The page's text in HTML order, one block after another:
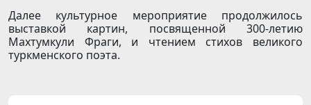
Далее культурное мероприятие продолжилось
выставкой картин, посвященной 300-летию
Махтумкули Фраги, и чтением стихов великого
туркменского поэта.